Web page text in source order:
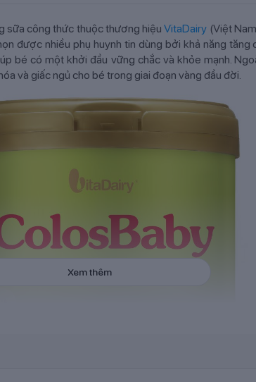
sữa công thức thuộc thương hiệuVitaDairy (Việt
được nhiều phụ huynh tin dùng bởi khả năng
bé có một khởi đầu vững chắc và khỏe mạnh.
và giấc ngủ cho bé trong giai đoạn vàng đầu đời.
Xem thêm